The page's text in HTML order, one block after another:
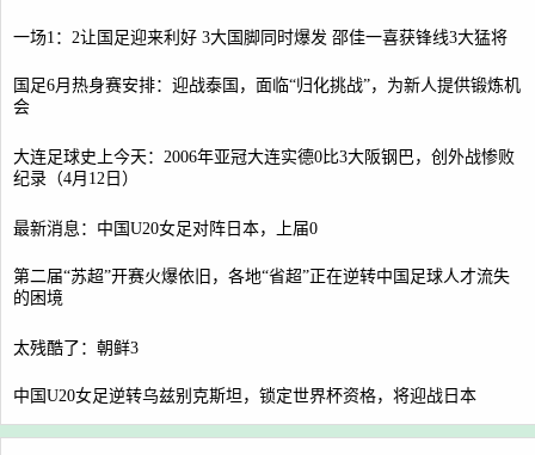
一场1：2让国足迎来利好 3大国脚同时爆发 邵佳一喜获锋线3大猛将
国足6月热身赛安排：迎战泰国，面临“归化挑战”，为新人提供锻炼机
会
大连足球史上今天：2006年亚冠大连实德0比3大阪钢巴，创外战惨败
纪录（4月12日）
最新消息：中国U20女足对阵日本，上届0
第二届“苏超”开赛火爆依旧，各地“省超”正在逆转中国足球人才流失
的困境
太残酷了：朝鲜3
中国U20女足逆转乌兹别克斯坦，锁定世界杯资格，将迎战日本